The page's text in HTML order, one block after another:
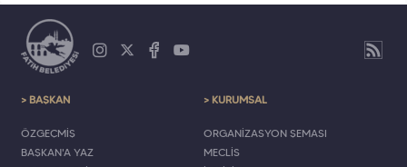
> BAŞKAN
ÖZGEÇMİŞ
BAŞKAN'A YAZ
> KURUMSAL
ORGANİZASYON ŞEMASI
MECLİS